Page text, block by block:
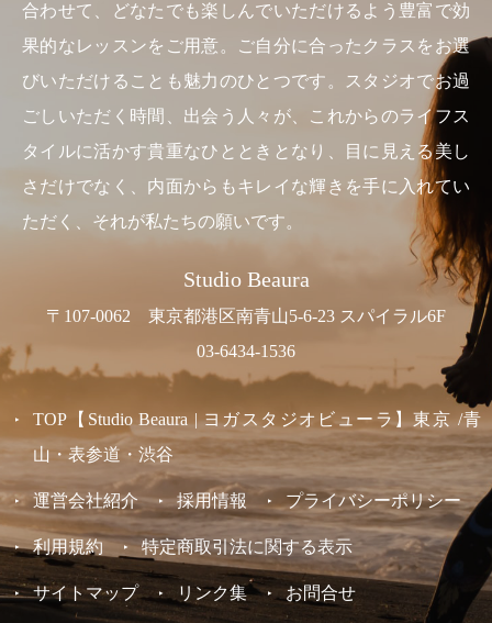
合わせて、どなたでも楽しんでいただけるよう豊富で効
果的なレッスンをご用意。ご自分に合ったクラスをお選
びいただけることも魅力のひとつです。スタジオでお過
ごしいただく時間、出会う人々が、これからのライフス
タイルに活かす貴重なひとときとなり、目に見える美し
さだけでなく、内面からもキレイな輝きを手に入れてい
ただく、それが私たちの願いです。
Studio Beaura
〒107-0062 東京都港区南青山5-6-23 スパイラル6F
03-6434-1536
TOP【Studio Beaura | ヨガスタジオビューラ】東京 /青
山・表参道・渋谷
運営会社紹介 採用情報 プライバシーポリシー
利用規約 特定商取引法に関する表示
サイトマップ リンク集 お問合せ